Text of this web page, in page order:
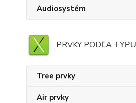
Audiosystém
PRVKY PODĽA TYPU
Tree prvky
Air prvky